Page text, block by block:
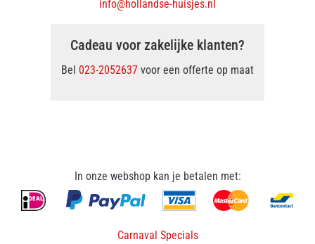
info@hollandse-huisjes.nl
Cadeau voor zakelijke klanten?
Bel 023-2052637 voor een offerte op maat
In onze webshop kan je betalen met:
Carnaval Specials